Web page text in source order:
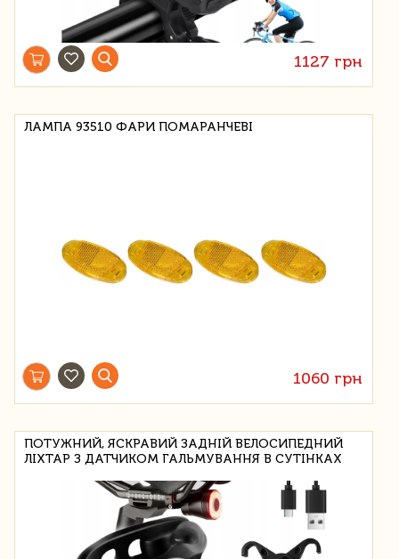
1127 грн
ЛАМПА 93510 ФАРИ ПОМАРАНЧЕВІ
1060 грн
ПОТУЖНИЙ, ЯСКРАВИЙ ЗАДНІЙ ВЕЛОСИПЕДНИЙ
ЛІХТАР З ДАТЧИКОМ ГАЛЬМУВАННЯ В СУТІНКАХ